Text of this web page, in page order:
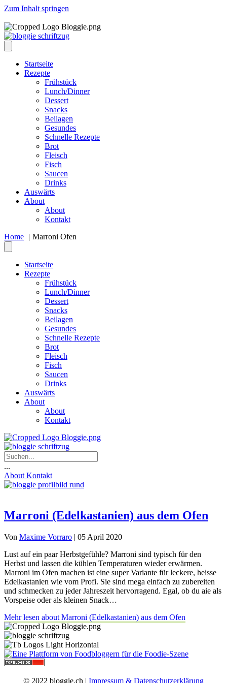
Zum Inhalt springen
Startseite
Rezepte
Frühstück
Lunch/Dinner
Dessert
Snacks
Beilagen
Gesundes
Schnelle Rezepte
Brot
Fleisch
Fisch
Saucen
Drinks
Auswärts
About
About
Kontakt
Home
Marroni Ofen
Startseite
Rezepte
Frühstück
Lunch/Dinner
Dessert
Snacks
Beilagen
Gesundes
Schnelle Rezepte
Brot
Fleisch
Fisch
Saucen
Drinks
Auswärts
About
About
Kontakt
...
About Kontakt
Marroni (Edelkastanien) aus dem Ofen
Von Maxime Vorraro | 05 April 2020
Lust auf ein paar Herbstgefühle? Marroni sind typisch für den
Herbst und lassen die kühlen Temperaturen wieder erwärmen.
Marroni im Ofen machen ist eine super Variante für leckere, heisse
Edelkastanien wie vom Profi. Sie sind mega einfach zu zubereiten
und schmecken zu jeder Jahreszeit hervorragend. Egal, ob du aie als
Vorspeise oder als kleinen Snack…
Mehr lesen about Marroni (Edelkastanien) aus dem Ofen
© 2022 bloggie.ch | Impressum & Datenschutzerklärung